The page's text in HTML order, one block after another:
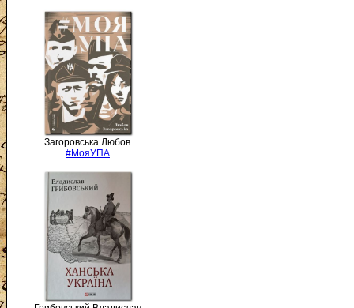
Загоровська Любов
#МояУПА